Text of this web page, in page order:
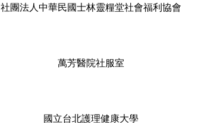
社團法人中華民國士林靈糧堂社會福利協會
萬芳醫院社服室
國立台北護理健康大學